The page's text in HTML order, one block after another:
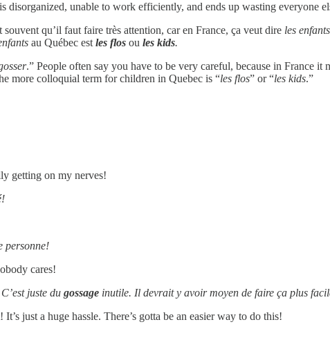
disorganized, unable to work efficiently, and ends up wasting everyone
souvent qu’il faut faire très attention, car en France, ça veut dire les enfants
au Québec est les flos ou les kids.
.” People often say you have to be very careful, because in France
more colloquial term for children in Quebec is “les flos” or “les kids.”
getting on my nerves!
personne!
cares!
juste du gossage inutile. Il devrait y avoir moyen de faire ça plus
just a huge hassle. There’s gotta be an easier way to do this!